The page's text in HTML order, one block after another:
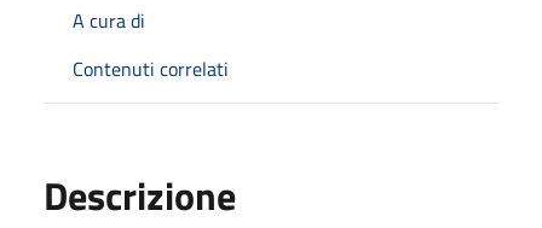
A cura di
Contenuti correlati
Descrizione